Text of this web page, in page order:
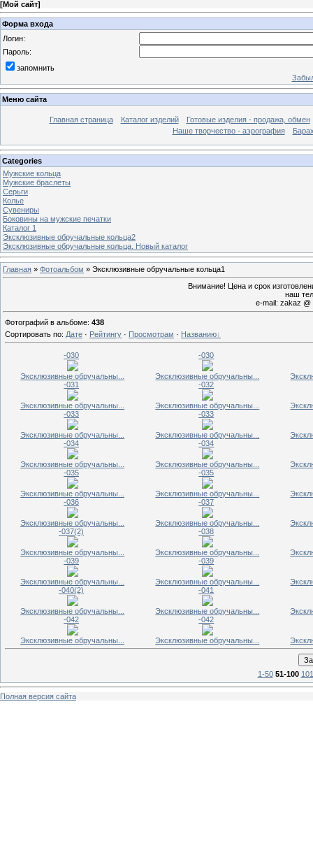
[Мой сайт]
Форма входа
Логин:
Пароль:
запомнить
Меню сайта
Главная страница Каталог изделий
Готовые изделия - продажа, обмен
Наше творчество - аэрография
Categories
Мужские кольца
Мужские браслеты
Серьги
Колье
Сувениры
Боковины на мужские печатки
Каталог 1
Эксклюзивные обручальные кольца2
Эксклюзивные обручальные кольца. Новый каталог
Главная » Фотоальбом » Эксклюзивные обручальные кольца1
Внимание! Цена и срок
наш
e-mail: zakaz @
Фотографий в альбоме: 438
Сортировать по: Дате · Рейтингу · Просмотрам · Названию
-030
Эксклюзивные обручальны...
-030
Эксклюзивные обручальны...
-031
Эксклюзивные обручальны...
-032
Эксклюзивные обручальны...
-033
Эксклюзивные обручальны...
-033
Эксклюзивные обручальны...
-034
Эксклюзивные обручальны...
-034
Эксклюзивные обручальны...
-035
Эксклюзивные обручальны...
-035
Эксклюзивные обручальны...
-036
Эксклюзивные обручальны...
-037
Эксклюзивные обручальны...
-037(2)
Эксклюзивные обручальны...
-038
Эксклюзивные обручальны...
-039
Эксклюзивные обручальны...
-039
Эксклюзивные обручальны...
-040(2)
Эксклюзивные обручальны...
-041
Эксклюзивные обручальны...
-042
Эксклюзивные обручальны...
-042
Эксклюзивные обручальны...
1-50 51-100
Полная версия сайта